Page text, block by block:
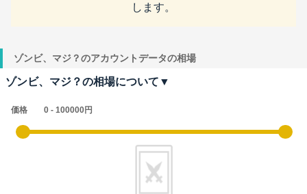
します。
ゾンビ、マジ？のアカウントデータの相場
ゾンビ、マジ？の相場について▼
価格